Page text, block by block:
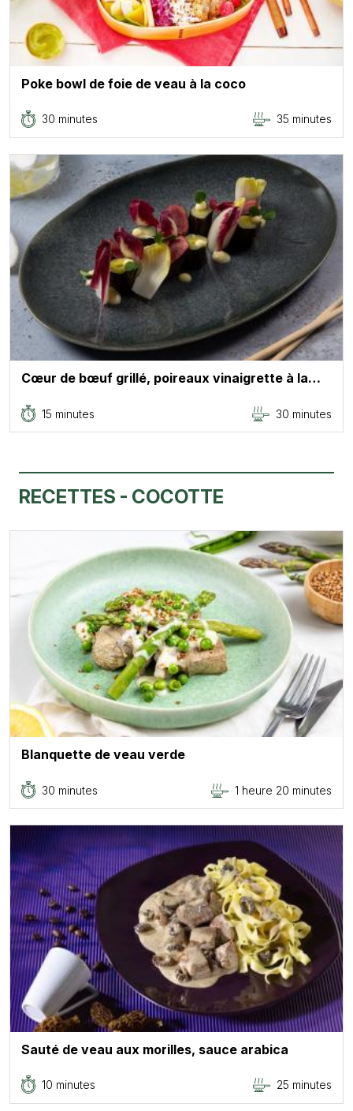
Poke bowl de foie de veau à la coco
30 minutes 35 minutes
Cœur de bœuf grillé, poireaux vinaigrette à la…
15 minutes 30 minutes
RECETTES - COCOTTE
Blanquette de veau verde
30 minutes 1 heure 20 minutes
Sauté de veau aux morilles, sauce arabica
10 minutes 25 minutes